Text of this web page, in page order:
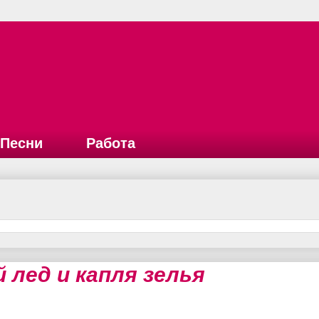
Песни Работа
и капля зелья